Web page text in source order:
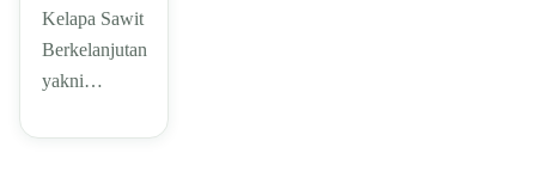
Kelapa Sawit
Berkelanjutan
yakni…